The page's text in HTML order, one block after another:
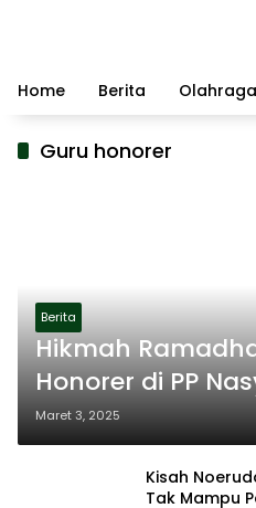
Home
Berita Olahraga
Guru honorer
Berita
Hikmah
Honorer di PP
Bantuan Dari
Maret 3, 2025
Kisah
Tak Mampu